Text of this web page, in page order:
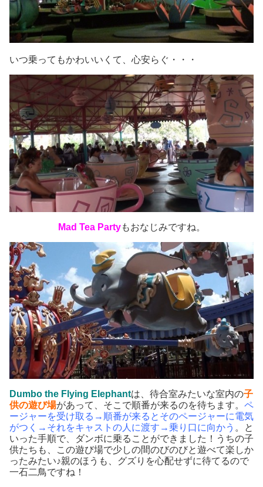
いつ乗ってもかわいいくて、心安らぐ・・・
Mad Tea Partyもおなじみですね。
Dumbo the Flying Elephantは、待合室みたいな室内の子
供の遊び場があって、そこで順番が来るのを待ちます。 ペ
ージャーを受け取る→順番が来るとそのページャーに電気
がつく→ それをキャストの人に渡す→乗り口に向かう 。と
いった手順で、ダンボに乗ることができました！うちの子
供たちも、この遊び場で少しの間のびのびと遊べて楽しか
ったみたい♪親のほうも、グズりを心配せずに待てるので
一石二鳥ですね！